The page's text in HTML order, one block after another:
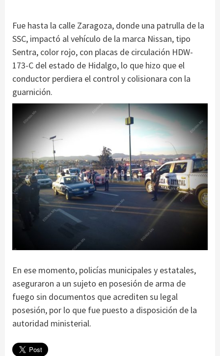
Fue hasta la calle Zaragoza, donde una patrulla de la
SSC, impactó al vehículo de la marca Nissan, tipo
Sentra, color rojo, con placas de circulación HDW-
173-C del estado de Hidalgo, lo que hizo que el
conductor perdiera el control y colisionara con la
guarnición.
En ese momento, policías municipales y estatales,
aseguraron a un sujeto en posesión de arma de
fuego sin documentos que acrediten su legal
posesión, por lo que fue puesto a disposición de la
autoridad ministerial.